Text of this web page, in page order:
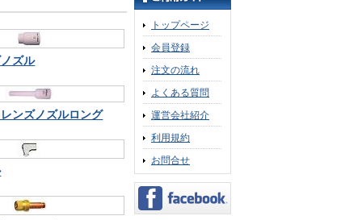
ズル
ンズノズルロング
トップページ
会員登録
注文の流れ
よくある質問
運営会社紹介
利用規約
お問合せ